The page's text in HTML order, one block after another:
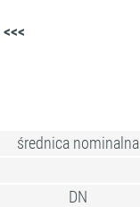
<<<
średnica nominalna
DN